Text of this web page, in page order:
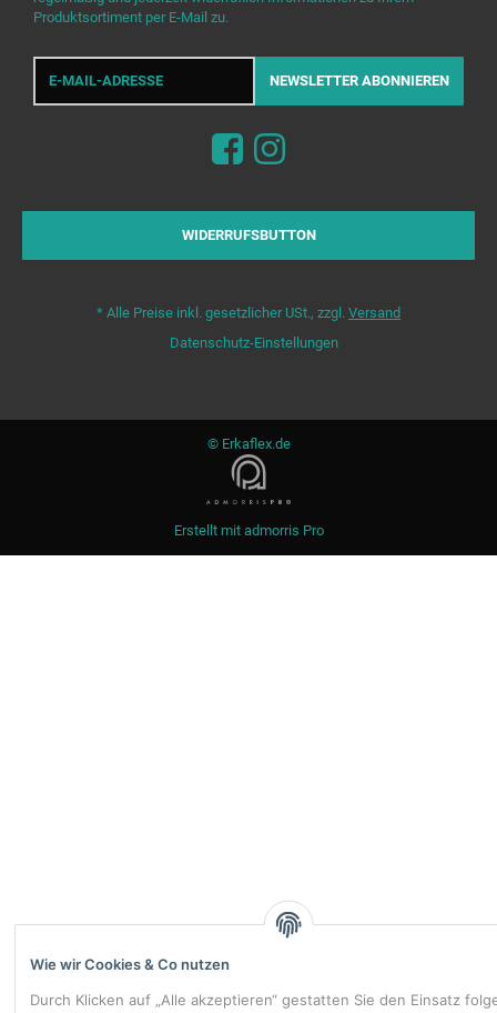
Produktsortiment per E-Mail zu.
E-
Mail-
NEWSLETTER ABONNIEREN
WIDERRUFSBUTTON
* Alle Preise inkl. gesetzlicher USt., zzgl. Versand
Datenschutz-Einstellungen
© Erkaflex.de
Erstellt mit admorris Pro
Wie wir Cookies & Co nutzen
Durch Klicken auf „Alle akzeptieren“ gestatten Sie den Einsatz